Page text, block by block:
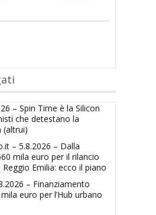
– Spin Time è la Silicon
che detestano la
(altrui)
– 5.8.2026 – Dalla
mila euro per il rilancio
Emilia: ecco il piano
– Finanziamento
euro per l’Hub urbano